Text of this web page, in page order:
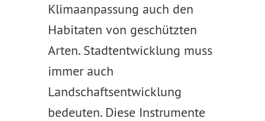
Klimaanpassung auch den
Habitaten von geschützten
Arten. Stadtentwicklung muss
immer auch
Landschaftsentwicklung
bedeuten. Diese Instrumente